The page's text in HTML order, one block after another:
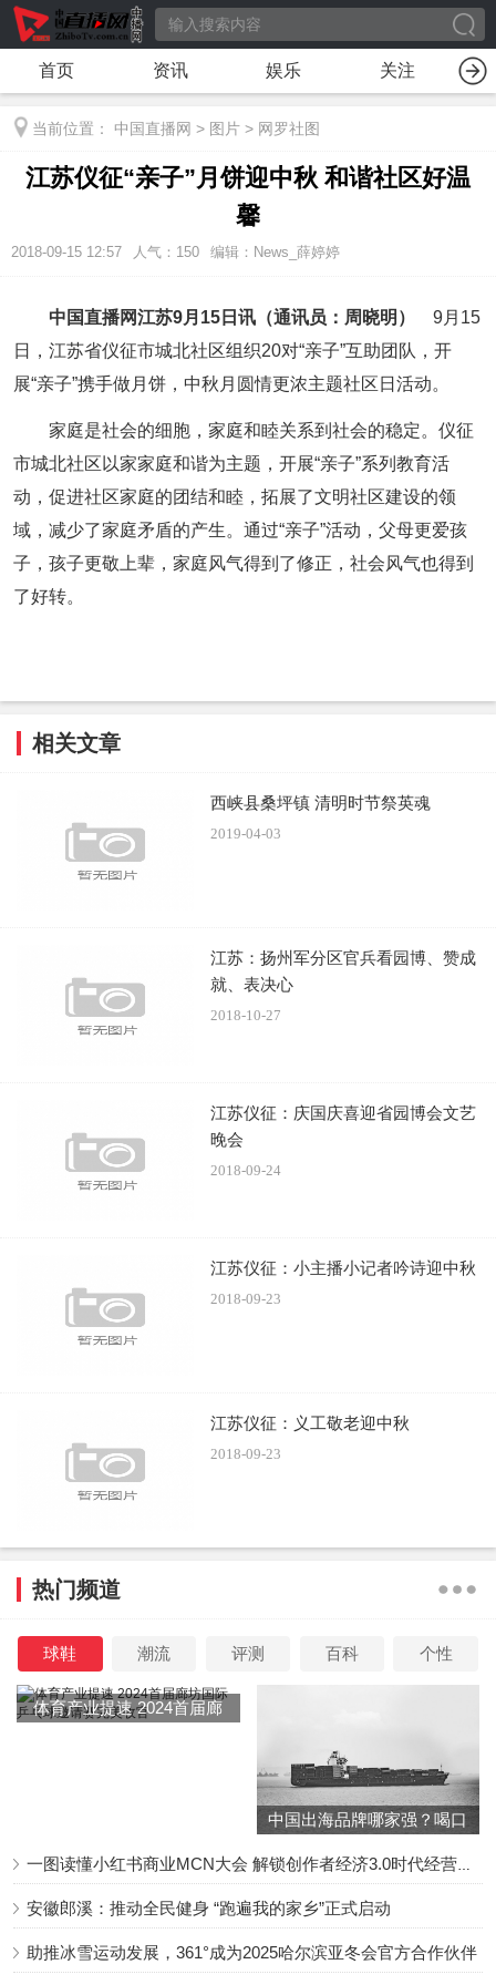
首页 资讯 娱乐 关注
当前位置： 中国直播网 > 图片 > 网罗社图
江苏仪征“亲子”月饼迎中秋 和谐社区好温
馨
2018-09-15 12:57 人气： 150 编辑：News_薛婷婷
中国直播网江苏9月15日讯（通讯员：周晓明）
9月15
日，江苏省仪征市城北社区组织20对“亲子”互助团队，开
展“亲子”携手做月饼，中秋月圆情更浓主题社区日活动。
家庭是社会的细胞，家庭和睦关系到社会的稳定。仪征
市城北社区以家家庭和谐为主题，开展“亲子”系列教育活
动，促进社区家庭的团结和睦，拓展了文明社区建设的领
域，减少了家庭矛盾的产生。通过“亲子”活动，父母更爱孩
子，孩子更敬上辈，家庭风气得到了修正，社会风气也得到
了好转。
相关文章
西峡县桑坪镇 清明时节祭英魂
2019-04-03
江苏：扬州军分区官兵看园博、赞成
就、表决心
2018-10-27
江苏仪征：庆国庆喜迎省园博会文艺
晚会
2018-09-24
江苏仪征：小主播小记者吟诗迎中秋
2018-09-23
江苏仪征：义工敬老迎中秋
2018-09-23
热门频道
球鞋 潮流 评测 百科 个性
体育产业提速 2024首届廊
中国出海品牌哪家强？喝口
安徽郎溪：推动全民健身 “跑遍我的家乡”正式启动
助推冰雪运动发展，361°成为2025哈尔滨亚冬会官方合作伙伴